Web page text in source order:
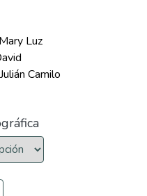
Luz
Camilo